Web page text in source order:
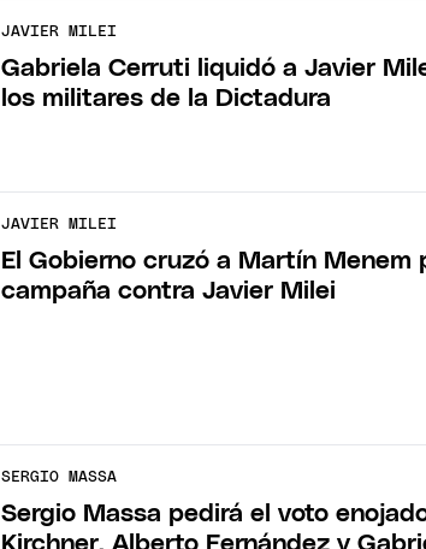
JAVIER MILEI
Gabriela Cerruti liquidó a Javier
los militares de la Dictadura
JAVIER MILEI
El Gobierno cruzó a Martín Menem
campaña contra Javier Milei
SERGIO MASSA
Sergio Massa pedirá el voto
Kirchner, Alberto Fernández y